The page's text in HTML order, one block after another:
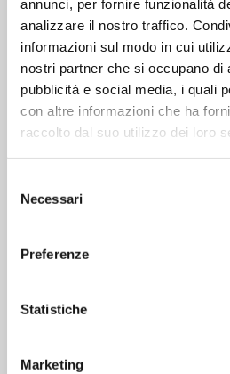
annunci, per fornire funzionalità
analizzare il nostro traffico.
informazioni sul modo in cui
nostri partner che si occupano di
pubblicità e social media, i quali
con altre informazioni che ha
raccolto dal suo utilizzo dei loro
delNecessari
Preferenze
Statistiche
Marketing